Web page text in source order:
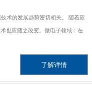
术的发展趋势密切相关。 随着应
也应随之改变。微电子领域：在
了解详情